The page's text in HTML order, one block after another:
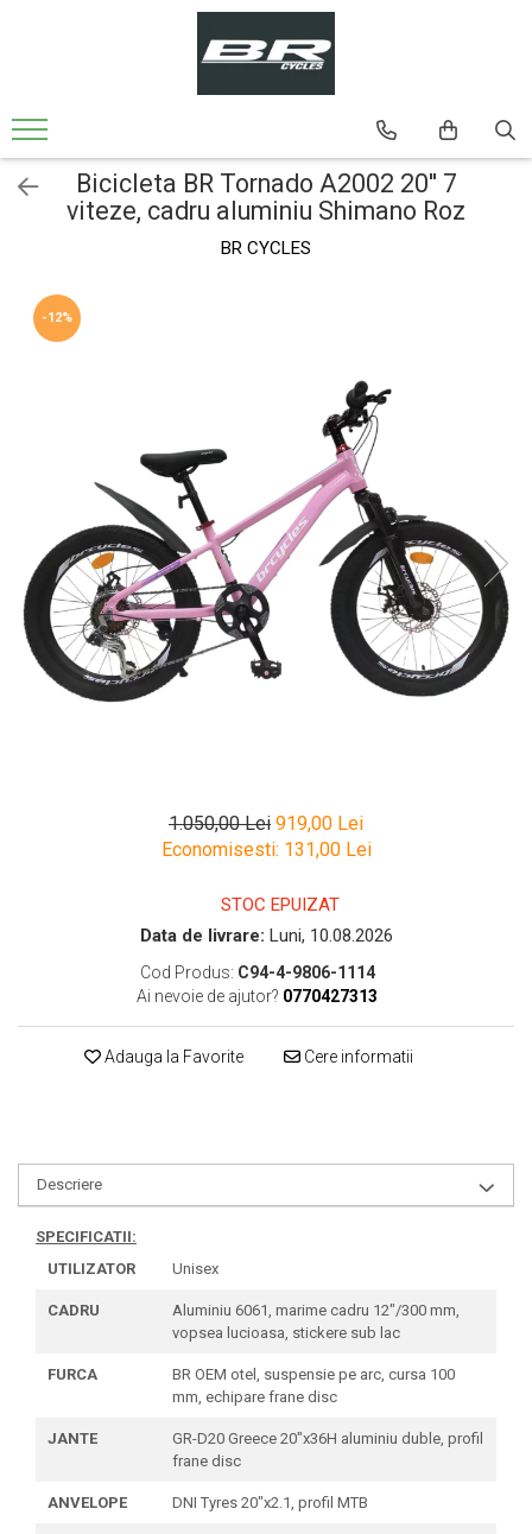
Bicicleta MTB
Bicicleta MTB 24'' Cadru din Aluminiu
Bicicleta MTB 26'' Cadru din Aluminiu
Bicicleta MTB-26'' Cadru din Otel
Bicicleta BR Tornado A2002 20'' 7
viteze, cadru aluminiu Shimano Roz
BR CYCLES
-12%
1.050,00 Lei 919,00 Lei
Economisesti: 131,00 Lei
STOC EPUIZAT
Data de livrare: Luni, 10.08.2026
Cod Produs: C94-4-9806-1114
Ai nevoie de ajutor? 0770427313
Adauga la Favorite Cere informatii
Descriere
SPECIFICATII:
UTILIZATOR
Unisex
CADRU
Aluminiu 6061, marime cadru 12"/300 mm,
vopsea lucioasa, stickere sub lac
FURCA
BR OEM otel, suspensie pe arc, cursa 100
mm, echipare frane disc
JANTE
GR-D20 Greece 20"x36H aluminiu duble, profil
frane disc
ANVELOPE DNI Tyres 20"x2.1, profil MTB